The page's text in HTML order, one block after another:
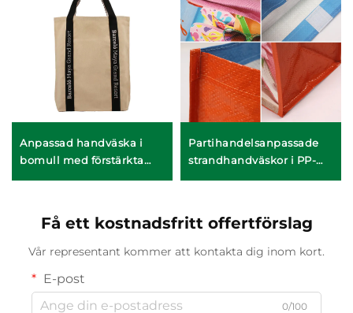
Anpassad handväska i
bomull med förstärkta
användning
Partihandelsanpassade
strandhandväskor i PP-
Få ett kostnadsfritt offertförslag
Vår representant kommer att kontakta dig inom kort.
E-post
0/100